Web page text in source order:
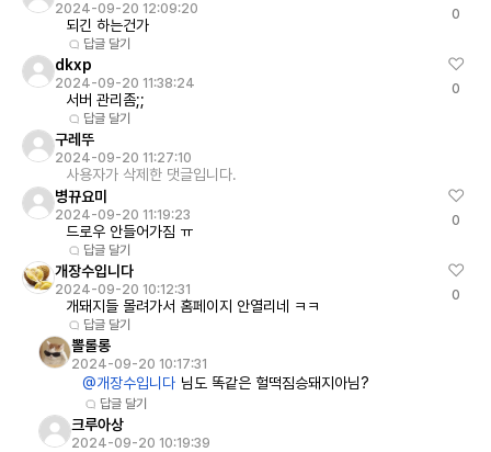
2024-09-20 12:09:20
되긴 하는건가
답글 달기
0
dkxp
2024-09-20 11:38:24
서버 관리좀;;
답글 달기
0
구레뚜
2024-09-20 11:27:10
사용자가 삭제한 댓글입니다.
병뀨요미
2024-09-20 11:19:23
드로우 안들어가짐 ㅠ
답글 달기
0
개장수입니다
2024-09-20 10:12:31
개돼지들 몰려가서 홈페이지 안열리네 ㅋㅋ
답글 달기
0
뽈롤롱
2024-09-20 10:17:31
@개장수입니다 님도 똑같은 헐떡짐승돼지아님?
답글 달기
크루아상
2024-09-20 10:19:39